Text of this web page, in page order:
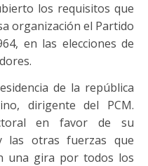
los requisitos que
organización el Partido
en las elecciones de
de la república
dirigente del PCM.
en favor de su
las otras fuerzas que
una gira por todos los